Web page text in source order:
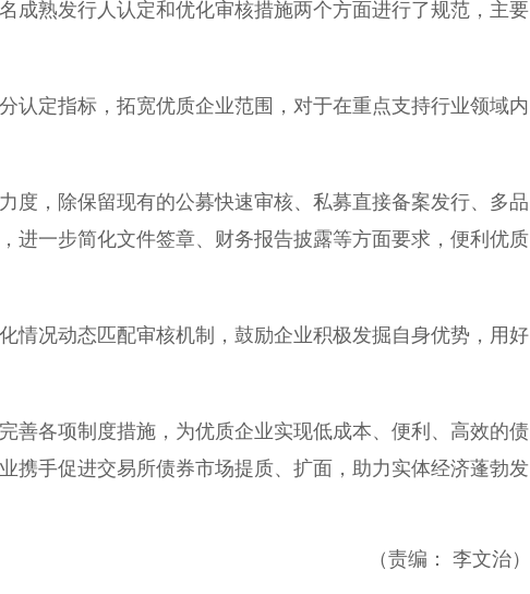
熟发行人认定和优化审核措施两个方面进行了规范，主要
定指标，拓宽优质企业范围，对于在重点支持行业领域内
，除保留现有的公募快速审核、私募直接备案发行、多品
进一步简化文件签章、财务报告披露等方面要求，便利优质
况动态匹配审核机制，鼓励企业积极发掘自身优势，用好
各项制度措施，为优质企业实现低成本、便利、高效的债
携手促进交易所债券市场提质、扩面，助力实体经济蓬勃发
（责编： 李文治）